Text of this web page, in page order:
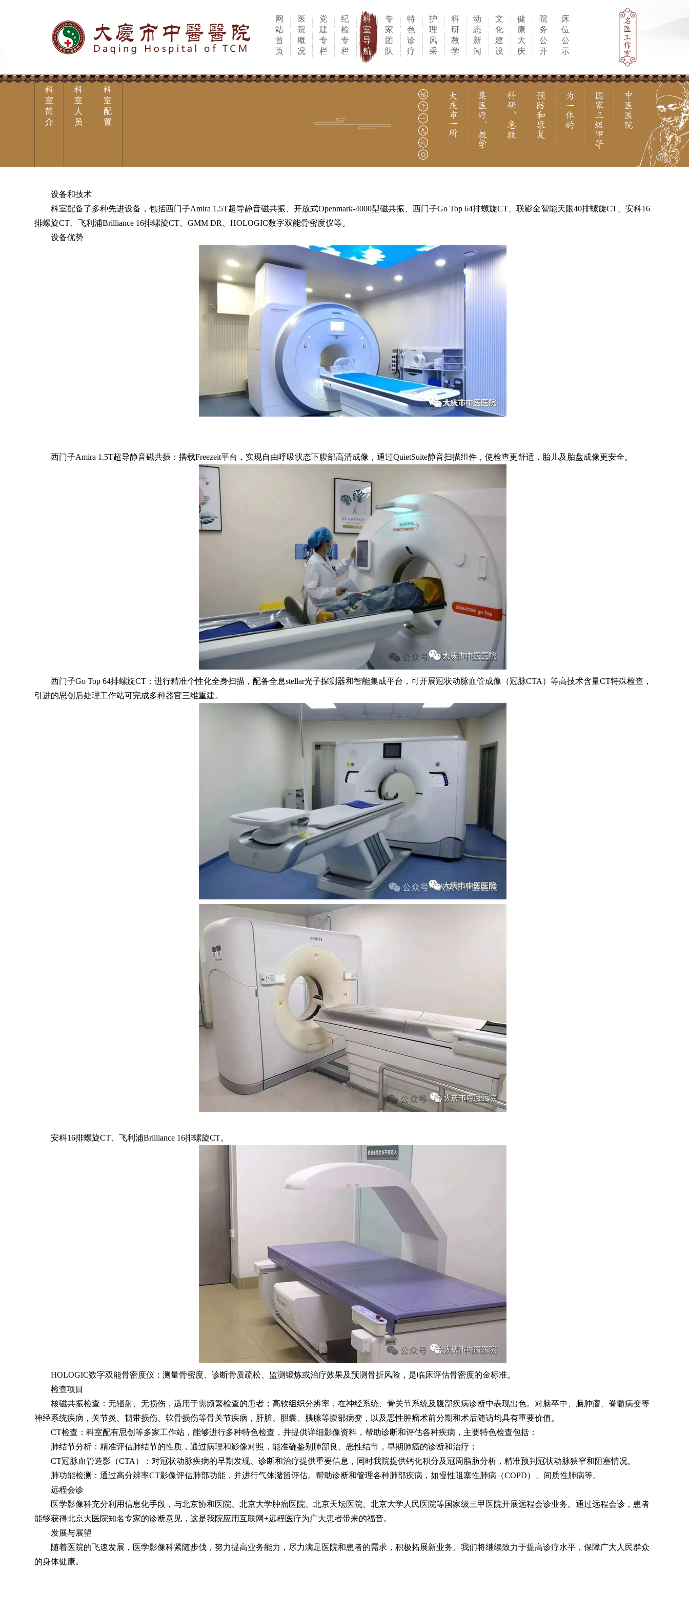
网
站
首
页
医
院
概
况
党
建
专
栏
纪
检
专
栏
科
室
导
航
专
家
团
队
特
色
诊
疗
护
理
风
采
科
研
教
学
动
态
新
闻
文
化
建
设
健
康
大
庆
院
务
公
开
床
位
公
示
科
室
简
介
科
室
人
员
科
室
配
置
设备和技术
科室配备了多种先进设备，包括西门子Amira 1.5T超导静音磁共振、开放式Openmark-4000型磁共振、西门子Go Top 64排螺旋CT、联影全智能天眼40排螺旋CT、安科16
排螺旋CT、飞利浦Brilliance 16排螺旋CT、GMM DR、HOLOGIC数字双能骨密度仪等。
设备优势
西门子Amira 1.5T超导静音磁共振：搭载Freezeit平台，实现自由呼吸状态下腹部高清成像，通过QuietSuite静音扫描组件，使检查更舒适，胎儿及胎盘成像更安全。
西门子Go Top 64排螺旋CT：进行精准个性化全身扫描，配备全息stellar光子探测器和智能集成平台，可开展冠状动脉血管成像（冠脉CTA）等高技术含量CT特殊检查，
引进的思创后处理工作站可完成多种器官三维重建。
安科16排螺旋CT、飞利浦Brilliance 16排螺旋CT。
HOLOGIC数字双能骨密度仪：测量骨密度、诊断骨质疏松、监测锻炼或治疗效果及预测骨折风险，是临床评估骨密度的金标准。
检查项目
核磁共振检查：无辐射、无损伤，适用于需频繁检查的患者；高软组织分辨率，在神经系统、骨关节系统及腹部疾病诊断中表现出色。对脑卒中、脑肿瘤、脊髓病变等
神经系统疾病，关节炎、韧带损伤、软骨损伤等骨关节疾病，肝脏、胆囊、胰腺等腹部病变，以及恶性肿瘤术前分期和术后随访均具有重要价值。
CT检查：科室配有思创等多家工作站，能够进行多种特色检查，并提供详细影像资料，帮助诊断和评估各种疾病，主要特色检查包括：
肺结节分析：精准评估肺结节的性质，通过病理和影像对照，能准确鉴别肺部良、恶性结节，早期肺癌的诊断和治疗；
CT冠脉血管造影（CTA）：对冠状动脉疾病的早期发现、诊断和治疗提供重要信息，同时我院提供钙化积分及冠周脂肪分析，精准预判冠状动脉狭窄和阻塞情况。
肺功能检测：通过高分辨率CT影像评估肺部功能，并进行气体潴留评估。帮助诊断和管理各种肺部疾病，如慢性阻塞性肺病（COPD）、间质性肺病等。
远程会诊
医学影像科充分利用信息化手段，与北京协和医院、北京大学肿瘤医院、北京天坛医院、北京大学人民医院等国家级三甲医院开展远程会诊业务。通过远程会诊，患者
能够获得北京大医院知名专家的诊断意见，这是我院应用互联网+远程医疗为广大患者带来的福音。
发展与展望
随着医院的飞速发展，医学影像科紧随步伐，努力提高业务能力，尽力满足医院和患者的需求，积极拓展新业务。我们将继续致力于提高诊疗水平，保障广大人民群众
的身体健康。